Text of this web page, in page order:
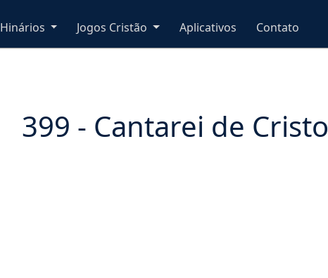
Hinários Jogos Cristão Aplicativos Contato
399 - Cantarei de Cristo